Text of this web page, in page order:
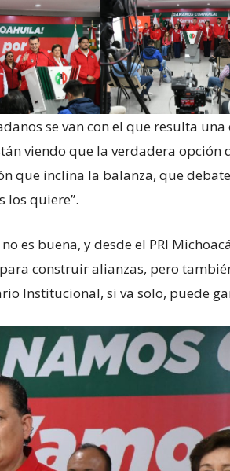
se van con el que resulta
viendo que la verdadera opción
que inclina la balanza, que
los quiere”.
es buena, y desde el PRI
construir alianzas, pero
Institucional, si va solo, puede